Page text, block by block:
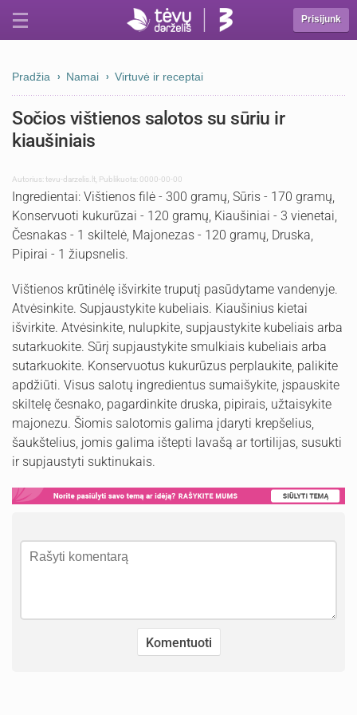
Prisijunk
Pradžia Namai Virtuvė ir receptai
Sočios vištienos salotos su sūriu ir
kiaušiniais
Autorius:tevu-darzelis.lt Publikuota: 0000-00-00
Ingredientai: Vištienos filė - 300 gramų, Sūris - 170 gramų,
Konservuoti kukurūzai - 120 gramų, Kiaušiniai - 3 vienetai,
Česnakas - 1 skiltelė, Majonezas - 120 gramų, Druska,
Pipirai - 1 žiupsnelis.
Vištienos krūtinėlę išvirkite truputį pasūdytame vandenyje.
Atvėsinkite. Supjaustykite kubeliais. Kiaušinius kietai
išvirkite. Atvėsinkite, nulupkite, supjaustykite kubeliais arba
sutarkuokite. Sūrį supjaustykite smulkiais kubeliais arba
sutarkuokite. Konservuotus kukurūzus perplaukite, palikite
apdžiūti. Visus salotų ingredientus sumaišykite, įspauskite
skiltelę česnako, pagardinkite druska, pipirais, užtaisykite
majonezu. Šiomis salotomis galima įdaryti krepšelius,
šaukštelius, jomis galima ištepti lavašą ar tortilijas, susukti
ir supjaustyti suktinukais.